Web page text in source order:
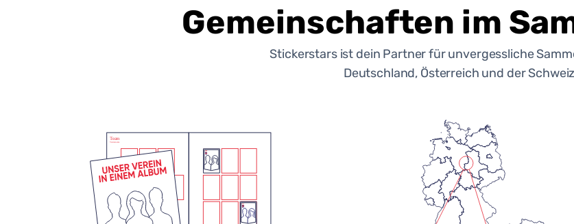
Gemeinschaften im
Stickerstars ist dein Partner für unvergessliche
Deutschland, Österreich und der